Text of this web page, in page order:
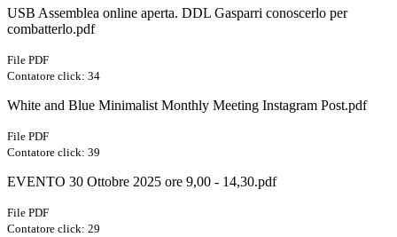
USB Assemblea online aperta. DDL Gasparri conoscerlo per
combatterlo.pdf
File PDF
Contatore click: 34
White and Blue Minimalist Monthly Meeting Instagram Post.pdf
File PDF
Contatore click: 39
EVENTO 30 Ottobre 2025 ore 9,00 - 14,30.pdf
File PDF
Contatore click: 29